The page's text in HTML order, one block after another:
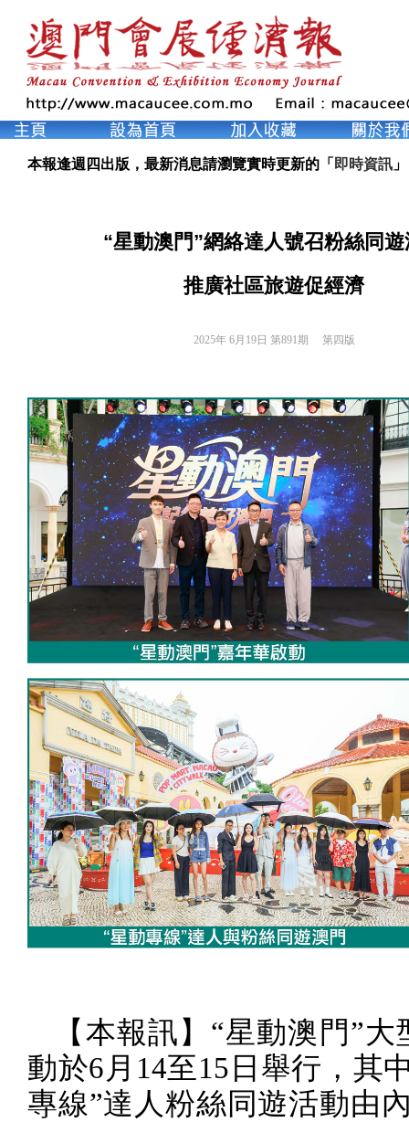
本報逢週四出版，最新消息請瀏覽實時更新的「 即時資訊 」
“星動澳門”網絡達人號召粉絲同
推廣社區旅遊促經濟
2025年 6月19日 第891期 第四版
【本報訊】“星動澳門”
動於6 月 14至15 日舉行，其
專線”達人粉絲同遊活動由